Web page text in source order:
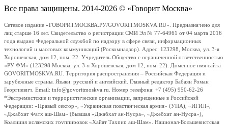
Все права защищены. 2014-2026 © «Говорит Москва»
Сетевое издание «ГОВОРИТМОСКВА.РУ/GOVORITMOSKVA.RU». Предназначено для
лиц старше 16 лет. Свидетельство о регистрации СМИ Эл № 77-64961 от 04 марта 2016
года выдано Федеральной службой по надзору в сфере связи, информационных
технологий и массовых коммуникаций (Роскомнадзор). Адрес: 123298, Москва, ул. 3-я
Хорошевская, дом 12, пом. 22. Учредитель Общество с ограниченной ответственностью
«РУ ФМ» (123298 Москва, ул. 3-я Хорошевская, дом 12, пом. 22). Доменное имя сайта
GOVORITMOSKVA.RU. Территория распространения – Российская Федерация и
зарубежные страны. Языки: русский и английский. Главный редактор Бабаян Роман
Георгиевич. Email: info@govoritmoskva.ru. Номер телефона: +7 (495) 950-62-26
*Экстремистские и террористические организации, запрещенные в Российской
Федерации: «Правый сектор», «Украинская повстанческая армия» (УПА), «ИГИЛ»,
«Джабхат Фатх аш-Шам» (бывшая «Джабхат ан-Нусра», «Джебхат ан-Нусра»),
Коалиция исламских группировок «Хайят Тахрир аш-Шам», Национал-Большевистская